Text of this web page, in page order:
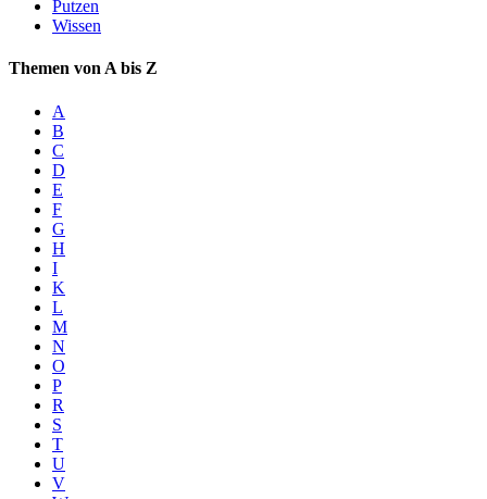
Putzen
Wissen
Themen von A bis Z
A
B
C
D
E
F
G
H
I
K
L
M
N
O
P
R
S
T
U
V